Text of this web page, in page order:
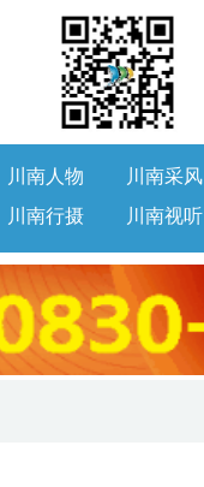
川南人物
川南采风
川南行摄 川南视听